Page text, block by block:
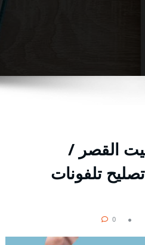
القصر /
فني تصليح تلفونات
0